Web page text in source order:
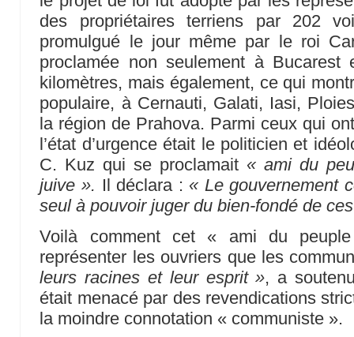
des propriétaires terriens par 202
promulgué le jour même par le roi
proclamée non seulement à
kilomètres, mais également, ce qui
populaire, à Cernauti, Galati, Iasi,
la région de Prahova. Parmi ceux qui
l’état d’urgence était le politicien et
C. Kuz qui se proclamait « ami du
juive ». Il déclara : « Le gouvernement
seul à pouvoir juger du bien-fondé de
Voilà comment cet « ami du
représenter les ouvriers que les
leurs racines et leur esprit », a
était menacé par des revendications
la moindre connotation « communiste ».